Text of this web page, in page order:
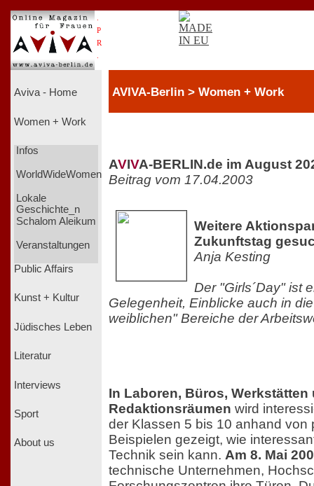
P
R
Aviva - Home
Women + Work
Infos
WorldWideWomen
Lokale
Geschichte_n
Schalom Aleikum
Veranstaltungen
Public Affairs
Kunst + Kultur
Jüdisches Leben
Literatur
Interviews
Sport
About us
AVIVA-Berlin > Women + Work
AVIVA-BERLIN.de im August
Beitrag vom 17.04.2003
Weitere
Zukunftstag
Anja Kesting
Der "Girls´Day" ist
Gelegenheit, Einblicke auch in
weiblichen" Bereiche der
In Laboren, Büros, Werkstätten
Redaktionsräumen wird
der Klassen 5 bis 10 anhand von
Beispielen gezeigt, wie
Technik sein kann. Am 8. Mai
technische Unternehmen,